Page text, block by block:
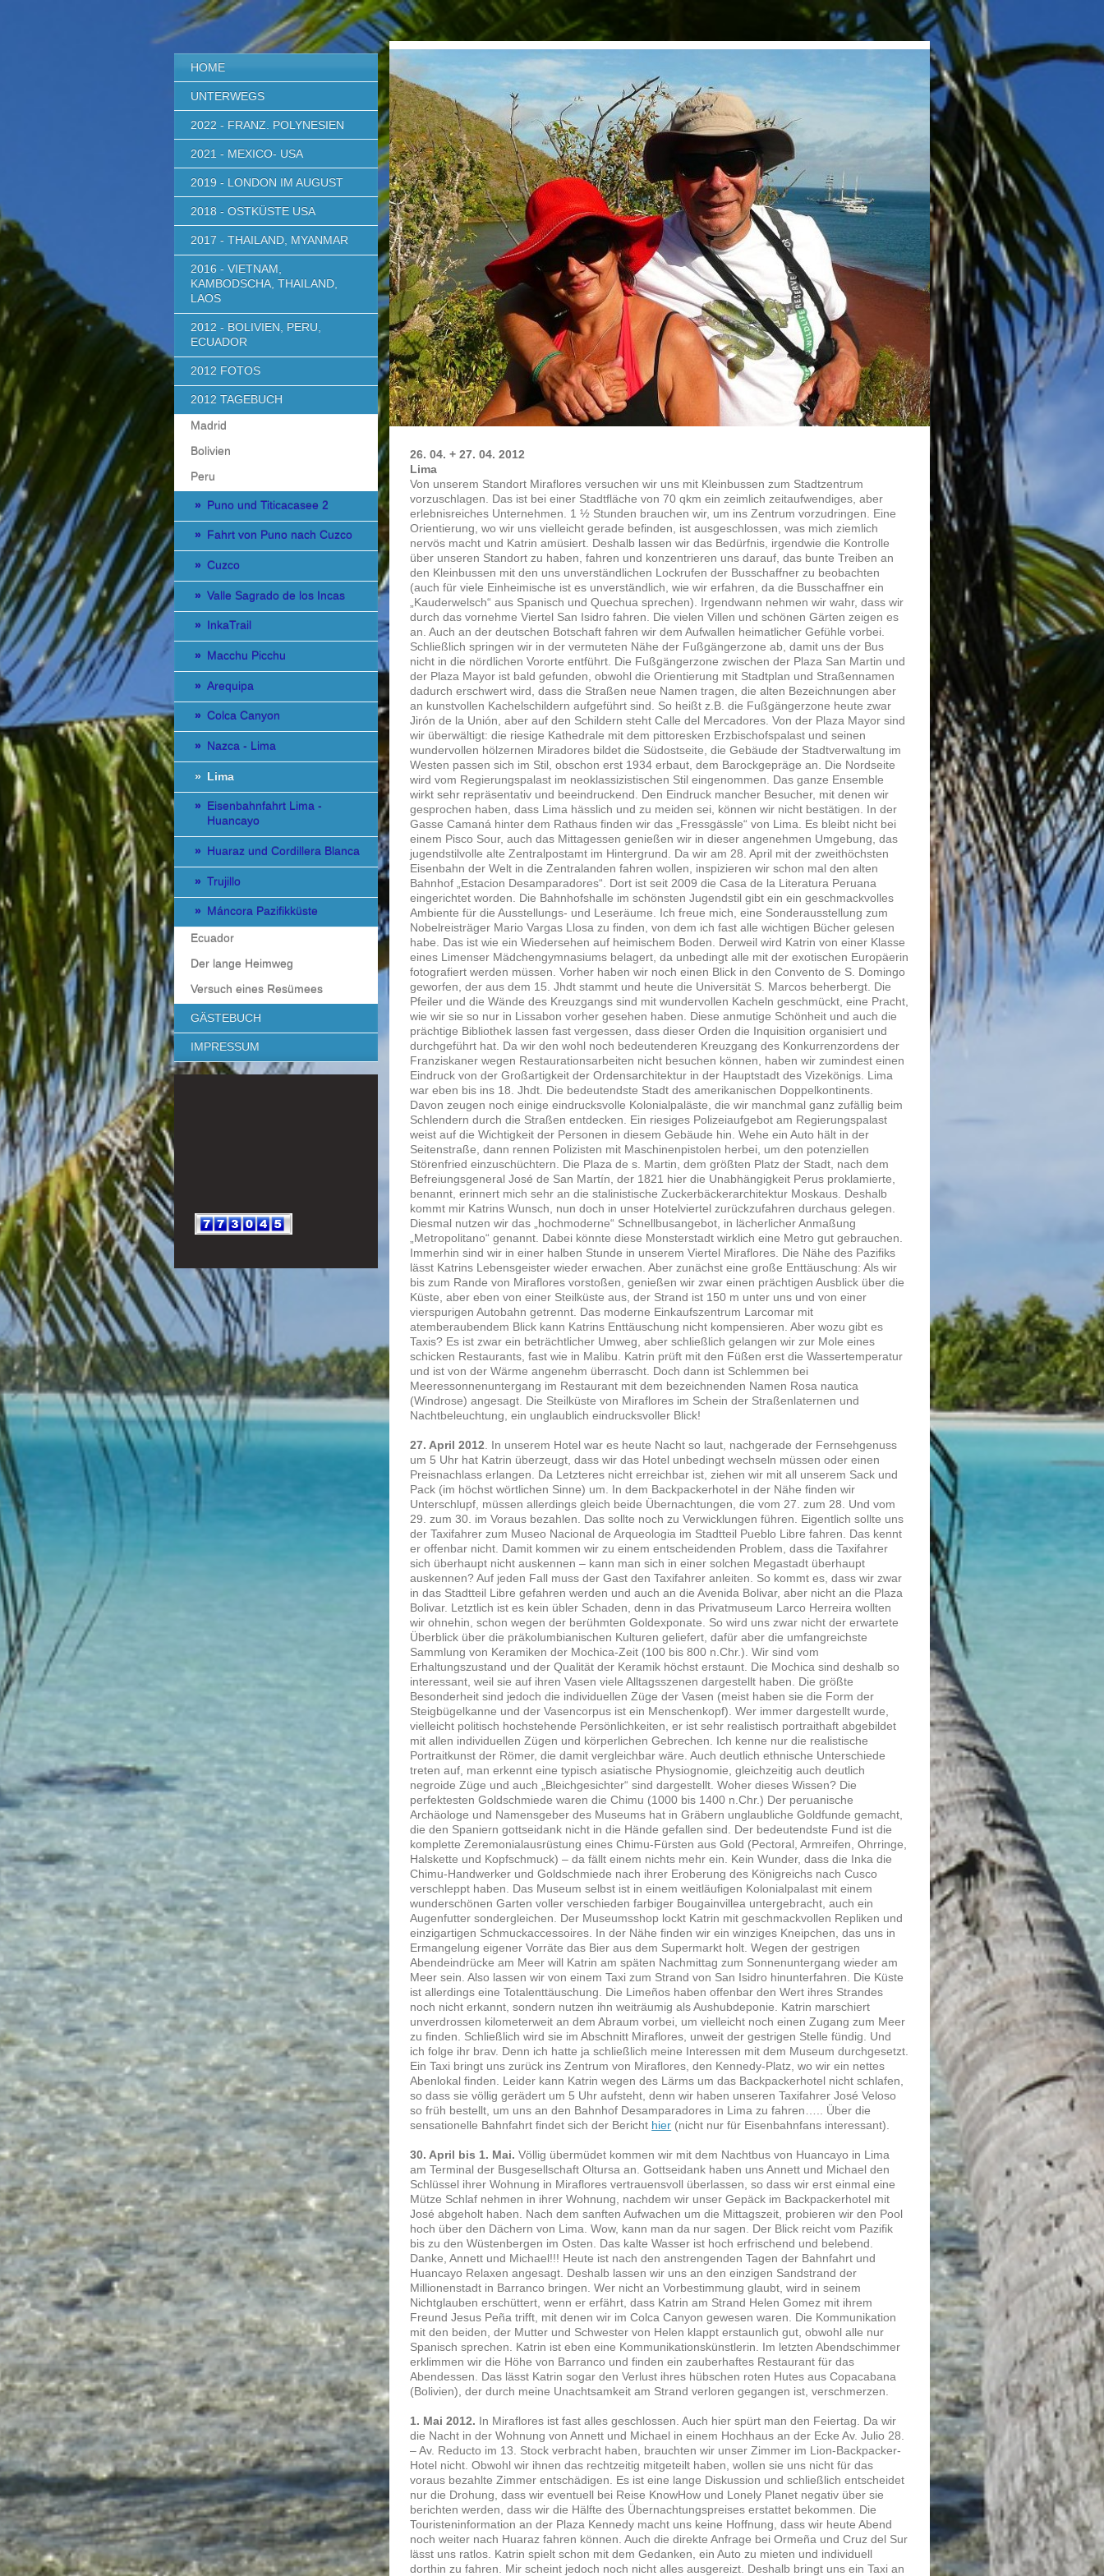
26. 04. + 27. 04. 2012
Lima
Von unserem Standort Miraflores versuchen wir uns mit Kleinbussen zum Stadtzentrum
vorzuschlagen. Das ist bei einer Stadtfläche von 70 qkm ein zeimlich zeitaufwendiges, aber
erlebnisreiches Unternehmen. 1 ½ Stunden brauchen wir, um ins Zentrum vorzudringen. Eine
Orientierung, wo wir uns vielleicht gerade befinden, ist ausgeschlossen, was mich ziemlich
nervös macht und Katrin amüsiert. Deshalb lassen wir das Bedürfnis, irgendwie die Kontrolle
über unseren Standort zu haben, fahren und konzentrieren uns darauf, das bunte Treiben an
den Kleinbussen mit den uns unverständlichen Lockrufen der Busschaffner zu beobachten
(auch für viele Einheimische ist es unverständlich, wie wir erfahren, da die Busschaffner ein
„Kauderwelsch“ aus Spanisch und Quechua sprechen). Irgendwann nehmen wir wahr, dass wir
durch das vornehme Viertel San Isidro fahren. Die vielen Villen und schönen Gärten zeigen es
an. Auch an der deutschen Botschaft fahren wir dem Aufwallen heimatlicher Gefühle vorbei.
Schließlich springen wir in der vermuteten Nähe der Fußgängerzone ab, damit uns der Bus
nicht in die nördlichen Vororte entführt. Die Fußgängerzone zwischen der Plaza San Martin und
der Plaza Mayor ist bald gefunden, obwohl die Orientierung mit Stadtplan und Straßennamen
dadurch erschwert wird, dass die Straßen neue Namen tragen, die alten Bezeichnungen aber
an kunstvollen Kachelschildern aufgeführt sind. So heißt z.B. die Fußgängerzone heute zwar
Jirón de la Unión, aber auf den Schildern steht Calle del Mercadores. Von der Plaza Mayor sind
wir überwältigt: die riesige Kathedrale mit dem pittoresken Erzbischofspalast und seinen
wundervollen hölzernen Miradores bildet die Südostseite, die Gebäude der Stadtverwaltung im
Westen passen sich im Stil, obschon erst 1934 erbaut, dem Barockgepräge an. Die Nordseite
wird vom Regierungspalast im neoklassizistischen Stil eingenommen. Das ganze Ensemble
wirkt sehr repräsentativ und beeindruckend. Den Eindruck mancher Besucher, mit denen wir
gesprochen haben, dass Lima hässlich und zu meiden sei, können wir nicht bestätigen. In der
Gasse Camaná hinter dem Rathaus finden wir das „Fressgässle“ von Lima. Es bleibt nicht bei
einem Pisco Sour, auch das Mittagessen genießen wir in dieser angenehmen Umgebung, das
jugendstilvolle alte Zentralpostamt im Hintergrund. Da wir am 28. April mit der zweithöchsten
Eisenbahn der Welt in die Zentralanden fahren wollen, inspizieren wir schon mal den alten
Bahnhof „Estacion Desamparadores“. Dort ist seit 2009 die Casa de la Literatura Peruana
eingerichtet worden. Die Bahnhofshalle im schönsten Jugendstil gibt ein ein geschmackvolles
Ambiente für die Ausstellungs- und Leseräume. Ich freue mich, eine Sonderausstellung zum
Nobelreisträger Mario Vargas Llosa zu finden, von dem ich fast alle wichtigen Bücher gelesen
habe. Das ist wie ein Wiedersehen auf heimischem Boden. Derweil wird Katrin von einer Klasse
eines Limenser Mädchengymnasiums belagert, da unbedingt alle mit der exotischen Europäerin
fotografiert werden müssen. Vorher haben wir noch einen Blick in den Convento de S. Domingo
geworfen, der aus dem 15. Jhdt stammt und heute die Universität S. Marcos beherbergt. Die
Pfeiler und die Wände des Kreuzgangs sind mit wundervollen Kacheln geschmückt, eine Pracht,
wie wir sie so nur in Lissabon vorher gesehen haben. Diese anmutige Schönheit und auch die
prächtige Bibliothek lassen fast vergessen, dass dieser Orden die Inquisition organisiert und
durchgeführt hat. Da wir den wohl noch bedeutenderen Kreuzgang des Konkurrenzordens der
Franziskaner wegen Restaurationsarbeiten nicht besuchen können, haben wir zumindest einen
Eindruck von der Großartigkeit der Ordensarchitektur in der Hauptstadt des Vizekönigs. Lima
war eben bis ins 18. Jhdt. Die bedeutendste Stadt des amerikanischen Doppelkontinents.
Davon zeugen noch einige eindrucksvolle Kolonialpaläste, die wir manchmal ganz zufällig beim
Schlendern durch die Straßen entdecken. Ein riesiges Polizeiaufgebot am Regierungspalast
weist auf die Wichtigkeit der Personen in diesem Gebäude hin. Wehe ein Auto hält in der
Seitenstraße, dann rennen Polizisten mit Maschinenpistolen herbei, um den potenziellen
Störenfried einzuschüchtern. Die Plaza de s. Martin, dem größten Platz der Stadt, nach dem
Befreiungsgeneral José de San Martín, der 1821 hier die Unabhängigkeit Perus proklamierte,
benannt, erinnert mich sehr an die stalinistische Zuckerbäckerarchitektur Moskaus. Deshalb
kommt mir Katrins Wunsch, nun doch in unser Hotelviertel zurückzufahren durchaus gelegen.
Diesmal nutzen wir das „hochmoderne“ Schnellbusangebot, in lächerlicher Anmaßung
„Metropolitano“ genannt. Dabei könnte diese Monsterstadt wirklich eine Metro gut gebrauchen.
Immerhin sind wir in einer halben Stunde in unserem Viertel Miraflores. Die Nähe des Pazifiks
lässt Katrins Lebensgeister wieder erwachen. Aber zunächst eine große Enttäuschung: Als wir
bis zum Rande von Miraflores vorstoßen, genießen wir zwar einen prächtigen Ausblick über die
Küste, aber eben von einer Steilküste aus, der Strand ist 150 m unter uns und von einer
vierspurigen Autobahn getrennt. Das moderne Einkaufszentrum Larcomar mit
atemberaubendem Blick kann Katrins Enttäuschung nicht kompensieren. Aber wozu gibt es
Taxis? Es ist zwar ein beträchtlicher Umweg, aber schließlich gelangen wir zur Mole eines
schicken Restaurants, fast wie in Malibu. Katrin prüft mit den Füßen erst die Wassertemperatur
und ist von der Wärme angenehm überrascht. Doch dann ist Schlemmen bei
Meeressonnenuntergang im Restaurant mit dem bezeichnenden Namen Rosa nautica
(Windrose) angesagt. Die Steilküste von Miraflores im Schein der Straßenlaternen und
Nachtbeleuchtung, ein unglaublich eindrucksvoller Blick!
27. April 2012 . In unserem Hotel war es heute Nacht so laut, nachgerade der Fernsehgenuss
um 5 Uhr hat Katrin überzeugt, dass wir das Hotel unbedingt wechseln müssen oder einen
Preisnachlass erlangen. Da Letzteres nicht erreichbar ist, ziehen wir mit all unserem Sack und
Pack (im höchst wörtlichen Sinne) um. In dem Backpackerhotel in der Nähe finden wir
Unterschlupf, müssen allerdings gleich beide Übernachtungen, die vom 27. zum 28. Und vom
29. zum 30. im Voraus bezahlen. Das sollte noch zu Verwicklungen führen. Eigentlich sollte uns
der Taxifahrer zum Museo Nacional de Arqueologia im Stadtteil Pueblo Libre fahren. Das kennt
er offenbar nicht. Damit kommen wir zu einem entscheidenden Problem, dass die Taxifahrer
sich überhaupt nicht auskennen – kann man sich in einer solchen Megastadt überhaupt
auskennen? Auf jeden Fall muss der Gast den Taxifahrer anleiten. So kommt es, dass wir zwar
in das Stadtteil Libre gefahren werden und auch an die Avenida Bolivar, aber nicht an die Plaza
Bolivar. Letztlich ist es kein übler Schaden, denn in das Privatmuseum Larco Herreira wollten
wir ohnehin, schon wegen der berühmten Goldexponate. So wird uns zwar nicht der erwartete
Überblick über die präkolumbianischen Kulturen geliefert, dafür aber die umfangreichste
Sammlung von Keramiken der Mochica-Zeit (100 bis 800 n.Chr.). Wir sind vom
Erhaltungszustand und der Qualität der Keramik höchst erstaunt. Die Mochica sind deshalb so
interessant, weil sie auf ihren Vasen viele Alltagsszenen dargestellt haben. Die größte
Besonderheit sind jedoch die individuellen Züge der Vasen (meist haben sie die Form der
Steigbügelkanne und der Vasencorpus ist ein Menschenkopf). Wer immer dargestellt wurde,
vielleicht politisch hochstehende Persönlichkeiten, er ist sehr realistisch portraithaft abgebildet
mit allen individuellen Zügen und körperlichen Gebrechen. Ich kenne nur die realistische
Portraitkunst der Römer, die damit vergleichbar wäre. Auch deutlich ethnische Unterschiede
treten auf, man erkennt eine typisch asiatische Physiognomie, gleichzeitig auch deutlich
negroide Züge und auch „Bleichgesichter“ sind dargestellt. Woher dieses Wissen? Die
perfektesten Goldschmiede waren die Chimu (1000 bis 1400 n.Chr.) Der peruanische
Archäologe und Namensgeber des Museums hat in Gräbern unglaubliche Goldfunde gemacht,
die den Spaniern gottseidank nicht in die Hände gefallen sind. Der bedeutendste Fund ist die
komplette Zeremonialausrüstung eines Chimu-Fürsten aus Gold (Pectoral, Armreifen, Ohrringe,
Halskette und Kopfschmuck) – da fällt einem nichts mehr ein. Kein Wunder, dass die Inka die
Chimu-Handwerker und Goldschmiede nach ihrer Eroberung des Königreichs nach Cusco
verschleppt haben. Das Museum selbst ist in einem weitläufigen Kolonialpalast mit einem
wunderschönen Garten voller verschieden farbiger Bougainvillea untergebracht, auch ein
Augenfutter sondergleichen. Der Museumsshop lockt Katrin mit geschmackvollen Repliken und
einzigartigen Schmuckaccessoires. In der Nähe finden wir ein winziges Kneipchen, das uns in
Ermangelung eigener Vorräte das Bier aus dem Supermarkt holt. Wegen der gestrigen
Abendeindrücke am Meer will Katrin am späten Nachmittag zum Sonnenuntergang wieder am
Meer sein. Also lassen wir von einem Taxi zum Strand von San Isidro hinunterfahren. Die Küste
ist allerdings eine Totalenttäuschung. Die Limeños haben offenbar den Wert ihres Strandes
noch nicht erkannt, sondern nutzen ihn weiträumig als Aushubdeponie. Katrin marschiert
unverdrossen kilometerweit an dem Abraum vorbei, um vielleicht noch einen Zugang zum Meer
zu finden. Schließlich wird sie im Abschnitt Miraflores, unweit der gestrigen Stelle fündig. Und
ich folge ihr brav. Denn ich hatte ja schließlich meine Interessen mit dem Museum durchgesetzt.
Ein Taxi bringt uns zurück ins Zentrum von Miraflores, den Kennedy-Platz, wo wir ein nettes
Abenlokal finden. Leider kann Katrin wegen des Lärms um das Backpackerhotel nicht schlafen,
so dass sie völlig gerädert um 5 Uhr aufsteht, denn wir haben unseren Taxifahrer José Veloso
so früh bestellt, um uns an den Bahnhof Desamparadores in Lima zu fahren….. Über die
sensationelle Bahnfahrt findet sich der Bericht hier (nicht nur für Eisenbahnfans interessant).
30. April bis 1. Mai. Völlig übermüdet kommen wir mit dem Nachtbus von Huancayo in Lima
am Terminal der Busgesellschaft Oltursa an. Gottseidank haben uns Annett und Michael den
Schlüssel ihrer Wohnung in Miraflores vertrauensvoll überlassen, so dass wir erst einmal eine
Mütze Schlaf nehmen in ihrer Wohnung, nachdem wir unser Gepäck im Backpackerhotel mit
José abgeholt haben. Nach dem sanften Aufwachen um die Mittagszeit, probieren wir den Pool
hoch über den Dächern von Lima. Wow, kann man da nur sagen. Der Blick reicht vom Pazifik
bis zu den Wüstenbergen im Osten. Das kalte Wasser ist hoch erfrischend und belebend.
Danke, Annett und Michael!!! Heute ist nach den anstrengenden Tagen der Bahnfahrt und
Huancayo Relaxen angesagt. Deshalb lassen wir uns an den einzigen Sandstrand der
Millionenstadt in Barranco bringen. Wer nicht an Vorbestimmung glaubt, wird in seinem
Nichtglauben erschüttert, wenn er erfährt, dass Katrin am Strand Helen Gomez mit ihrem
Freund Jesus Peña trifft, mit denen wir im Colca Canyon gewesen waren. Die Kommunikation
mit den beiden, der Mutter und Schwester von Helen klappt erstaunlich gut, obwohl alle nur
Spanisch sprechen. Katrin ist eben eine Kommunikationskünstlerin. Im letzten Abendschimmer
erklimmen wir die Höhe von Barranco und finden ein zauberhaftes Restaurant für das
Abendessen. Das lässt Katrin sogar den Verlust ihres hübschen roten Hutes aus Copacabana
(Bolivien), der durch meine Unachtsamkeit am Strand verloren gegangen ist, verschmerzen.
1. Mai 2012. In Miraflores ist fast alles geschlossen. Auch hier spürt man den Feiertag. Da wir
die Nacht in der Wohnung von Annett und Michael in einem Hochhaus an der Ecke Av. Julio 28.
– Av. Reducto im 13. Stock verbracht haben, brauchten wir unser Zimmer im Lion-Backpacker-
Hotel nicht. Obwohl wir ihnen das rechtzeitig mitgeteilt haben, wollen sie uns nicht für das
voraus bezahlte Zimmer entschädigen. Es ist eine lange Diskussion und schließlich entscheidet
nur die Drohung, dass wir eventuell bei Reise KnowHow und Lonely Planet negativ über sie
berichten werden, dass wir die Hälfte des Übernachtungspreises erstattet bekommen. Die
Touristeninformation an der Plaza Kennedy macht uns keine Hoffnung, dass wir heute Abend
noch weiter nach Huaraz fahren können. Auch die direkte Anfrage bei Ormeña und Cruz del Sur
lässt uns ratlos. Katrin spielt schon mit dem Gedanken, ein Auto zu mieten und individuell
dorthin zu fahren. Mir scheint jedoch noch nicht alles ausgereizt. Deshalb bringt uns ein Taxi an
HOME
UNTERWEGS
2022 - FRANZ. POLYNESIEN
2021 - MEXICO- USA
2019 - LONDON IM AUGUST
2018 - OSTKÜSTE USA
2017 - THAILAND, MYANMAR
2016 - VIETNAM,
KAMBODSCHA, THAILAND,
LAOS
2012 - BOLIVIEN, PERU,
ECUADOR
2012 FOTOS
2012 TAGEBUCH
Madrid
Bolivien
Peru
Puno und Titicacasee 2
Fahrt von Puno nach Cuzco
Cuzco
Valle Sagrado de los Incas
InkaTrail
Macchu Picchu
Arequipa
Colca Canyon
Nazca - Lima
Lima
Eisenbahnfahrt Lima -
Huancayo
Huaraz und Cordillera Blanca
Trujillo
Máncora Pazifikküste
Ecuador
Der lange Heimweg
Versuch eines Resümees
GÄSTEBUCH
IMPRESSUM